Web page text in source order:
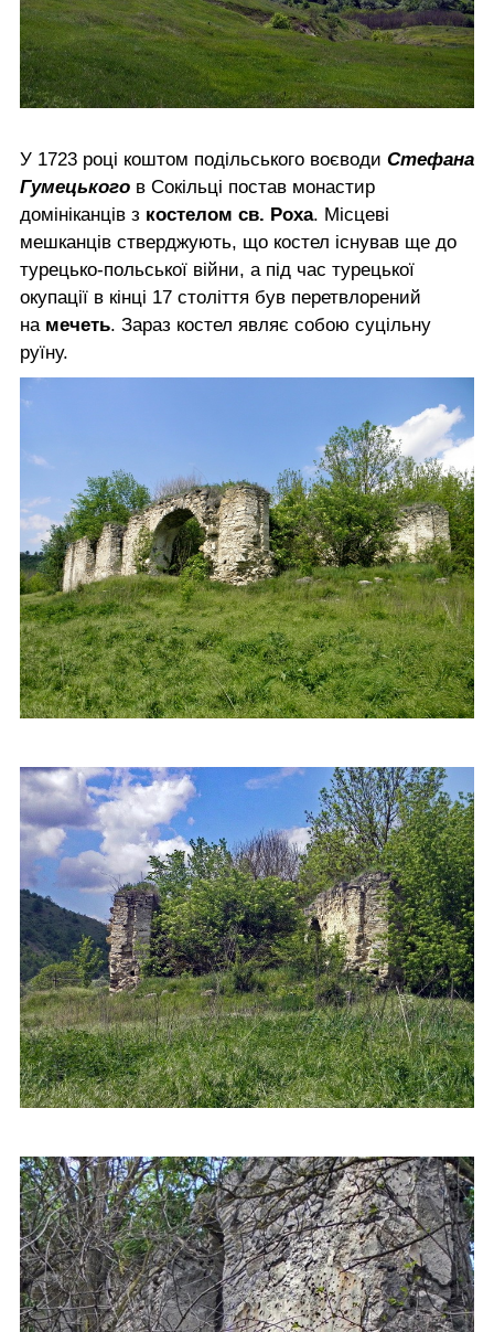
У 1723 році коштом подільського воєводи Стефана
Гумецького в Сокільці постав монастир
домініканців з костелом св. Роха. Місцеві
мешканців стверджують, що костел існував ще до
турецько-польської війни, а під час турецької
окупації в кінці 17 століття був перетвлорений
на мечеть. Зараз костел являє собою суцільну
руїну.